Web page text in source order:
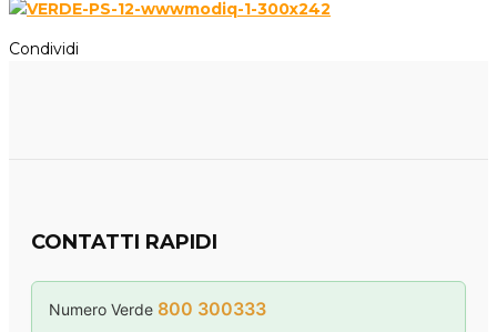
Condividi
CONTATTI RAPIDI
Numero Verde 800 300333